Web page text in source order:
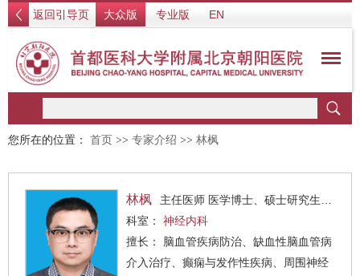
返回引导页 大众版 专业版 EN
您所在的位置： 首页 >> 专家介绍 >> 林枫
林枫
主任医师 医学博士、硕士研究生导师
科室： 神经内科
擅长： 脑血管疾病防治、缺血性脑血管病
介入治疗、癫痫与发作性疾病、周围神经